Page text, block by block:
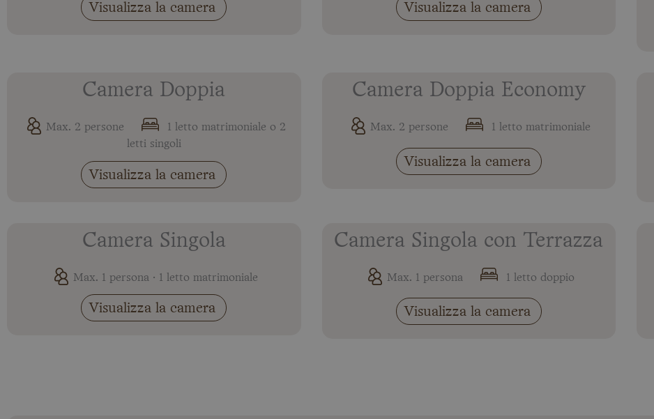
Visualizza la camera Visualizza la camera
Camera Doppia
Max. 2 persone
1 letto matrimoniale o 2
letti singoli
Visualizza la camera
Camera Doppia Economy
Max. 2 persone 1 letto matrimoniale
Visualizza la camera
Camera Singola
Max. 1 persona · 1 letto matrimoniale
Visualizza la camera
Camera Singola con Terrazza
Max. 1 persona 1 letto doppio
Visualizza la camera